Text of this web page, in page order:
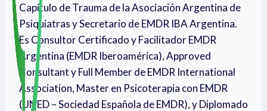
Capítulo de Trauma de la Asociación Argentina de
Psiquiatras y Secretario de EMDR IBA Argentina.
Es Consultor Certificado y Facilitador EMDR
Argentina (EMDR Iberoamérica), Approved
Consultant y Full Member de EMDR International
Association, Master en Psicoterapia con EMDR
(UNED – Sociedad Española de EMDR), y Diplomado